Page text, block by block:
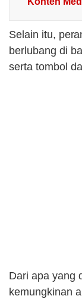
Selain itu,
berlubang di
serta tombol
Dari apa yang
kemungkinan